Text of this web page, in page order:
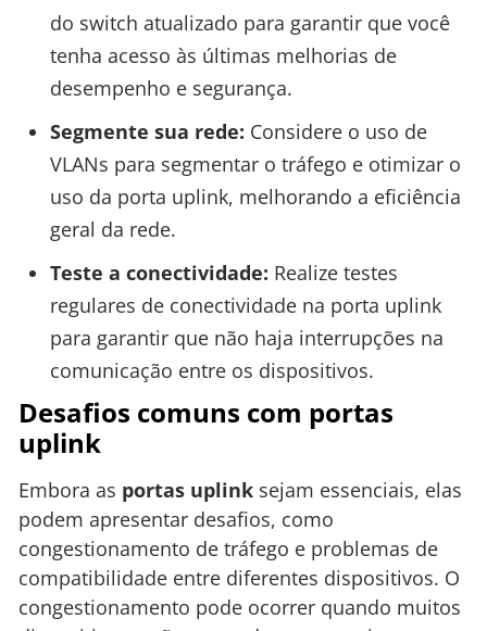
do switch atualizado para garantir que você
tenha acesso às últimas melhorias de
desempenho e segurança.
Segmente sua rede: Considere o uso de
VLANs para segmentar o tráfego e otimizar o
uso da porta uplink, melhorando a eficiência
geral da rede.
Teste a conectividade: Realize testes
regulares de conectividade na porta uplink
para garantir que não haja interrupções na
comunicação entre os dispositivos.
Desafios comuns com portas
uplink
Embora as portas uplink sejam essenciais, elas
podem apresentar desafios, como
congestionamento de tráfego e problemas de
compatibilidade entre diferentes dispositivos. O
congestionamento pode ocorrer quando muitos